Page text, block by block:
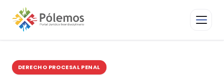
DERECHO PROCESAL PENAL